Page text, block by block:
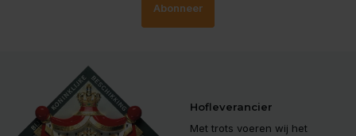
Abonneer
Hofleverancier
Met trots voeren wij het